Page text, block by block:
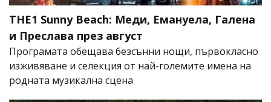
THE1 Sunny Beach: Меди, Емануела, Галена
и Преслава през август
Програмата обещава безсънни нощи, първокласно
изживяване и селекция от най-големите имена на
родната музикална сцена